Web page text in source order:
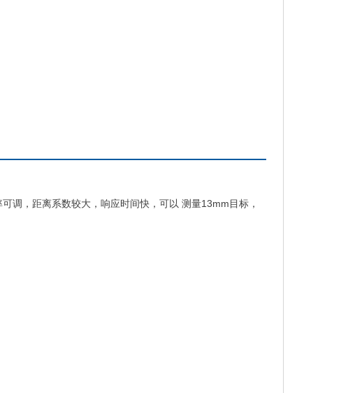
调，距离系数较大，响应时间快，可以 测量13mm目标，